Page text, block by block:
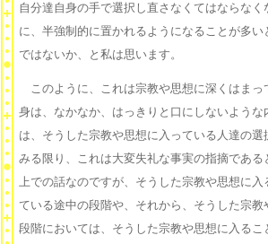
自分達自身の手で選択し直さなくてはならな
に、半強制的に置かれるようになることが多
ではないか、と私は思います。
このように、これは宗教や思想に深くはまっ
身は、なかなか、はっきりと口にしないような
は、そうした宗教や思想に入っている人達の選
みる限り、これは大変失礼な事実の指摘であ
上での話なのですが、そうした宗教や思想に入
ている途中の段階や、それから、そうした宗
段階においては、そうした宗教や思想に入るこ